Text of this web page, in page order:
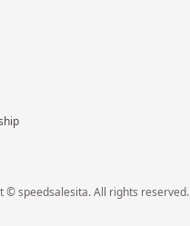
© speedsalesita. All rights reserved.